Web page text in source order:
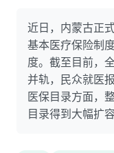
近日，内蒙古正
基本医疗保险制
度。截至目前，
并轨，民众就医
医保目录方面，
目录得到大幅扩